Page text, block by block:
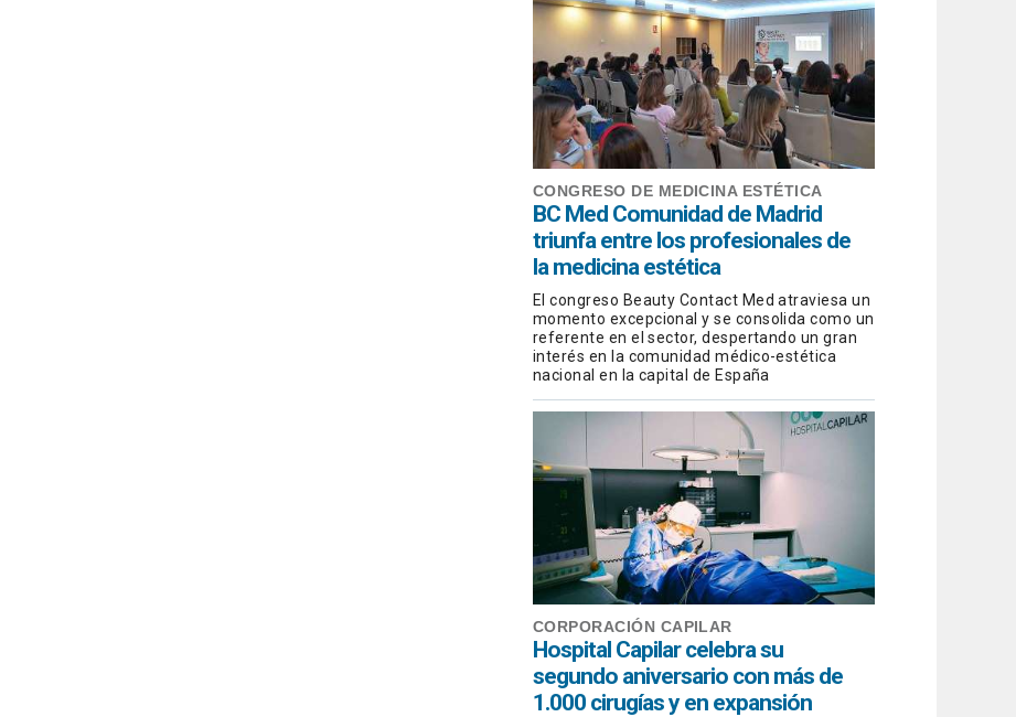
CONGRESO DE MEDICINA ESTÉTICA
BC Med Comunidad de Madrid
triunfa entre los profesionales de
la medicina estética
El congreso Beauty Contact Med atraviesa un
momento excepcional y se consolida como un
referente en el sector, despertando un gran
interés en la comunidad médico-estética
nacional en la capital de España
CORPORACIÓN CAPILAR
Hospital Capilar celebra su
segundo aniversario con más de
1.000 cirugías y en expansión